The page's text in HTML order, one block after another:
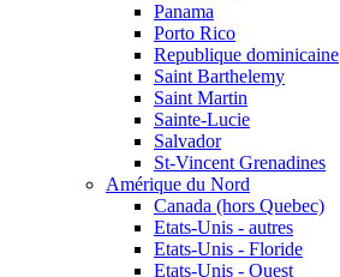
Panama
Porto Rico
Republique dominicaine
Saint Barthelemy
Saint Martin
Sainte-Lucie
Salvador
St-Vincent Grenadines
Amérique du Nord
Canada (hors Quebec)
Etats-Unis - autres
Etats-Unis - Floride
Etats-Unis - Ouest